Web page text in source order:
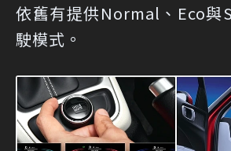
依舊有提供Normal、Eco與
駛模式。